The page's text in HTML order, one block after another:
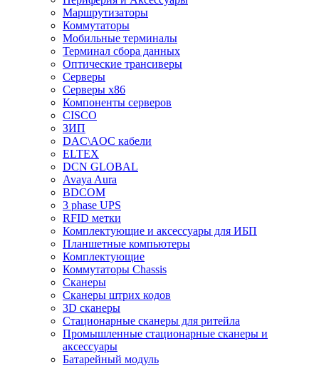
Маршрутизаторы
Коммутаторы
Мобильные терминалы
Терминал сбора данных
Оптические трансиверы
Серверы
Серверы x86
Компоненты серверов
CISCO
ЗИП
DAC\AOC кабели
ELTEX
DCN GLOBAL
Avaya Aura
BDCOM
3 phase UPS
RFID метки
Комплектующие и аксессуары для ИБП
Планшетные компьютеры
Комплектующие
Коммутаторы Chassis
Сканеры
Сканеры штрих кодов
3D сканеры
Стационарные сканеры для ритейла
Промышленные стационарные сканеры и
аксессуары
Батарейный модуль